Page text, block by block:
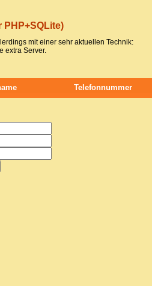
mit einer sehr aktuellen Technik:
extra Server.
Telefonnummer